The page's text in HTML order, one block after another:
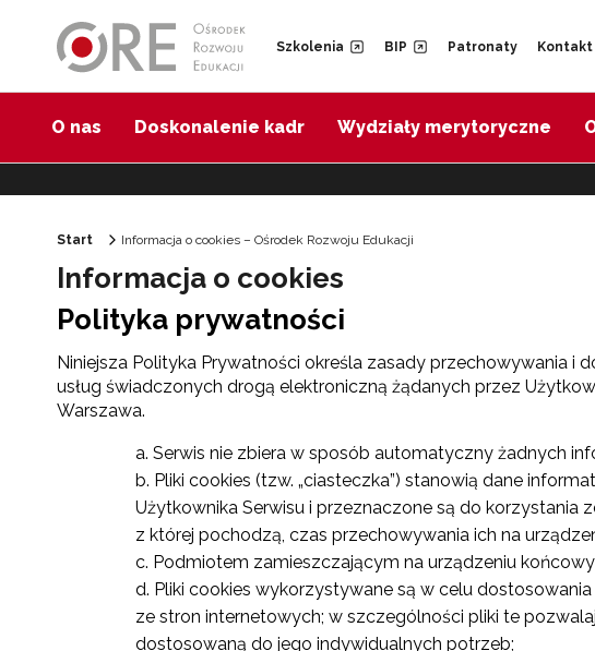
Szkolenia BIP Patronaty Kontakt
O nas Doskonalenie kadr Wydziały merytoryczne
Start Informacja o cookies – Ośrodek Rozwoju Edukacji
Informacja o cookies
Polityka prywatności
Niniejsza Polityka Prywatności określa zasady przechowywania i
usług świadczonych drogą elektroniczną żądanych przez
Warszawa.
Serwis nie zbiera w sposób automatyczny żadnych
Pliki cookies (tzw. „ciasteczka”) stanowią dane
Użytkownika Serwisu i przeznaczone są do korzystania
z której pochodzą, czas przechowywania ich na
Podmiotem zamieszczającym na urządzeniu
Pliki cookies wykorzystywane są w celu
ze stron internetowych; w szczególności pliki te
dostosowaną do jego indywidualnych potrzeb;